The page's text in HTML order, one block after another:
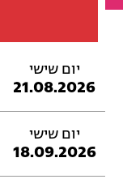
יום שישי
21.08.2026
יום שישי
18.09.2026